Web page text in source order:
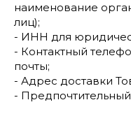
наименование
лиц);
- ИНН для
- Контактный
почты;
- Адрес доставки
-